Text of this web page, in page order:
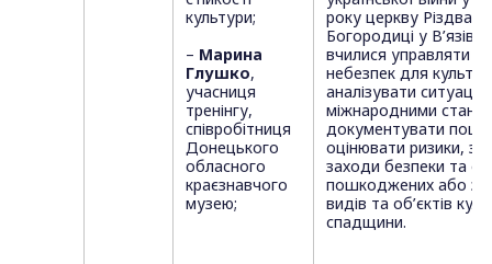
культури;
– Марина
Глушко,
учасниця
тренінгу,
співробітниця
Донецького
обласного
краєзнавчого
музею;
року церкву Різдва
Богородиці у
вчилися управляти
небезпек для
аналізувати ситуацію
міжнародними
документувати
оцінювати ризики,
заходи безпеки та
пошкоджених або
видів та об’єктів
спадщини.